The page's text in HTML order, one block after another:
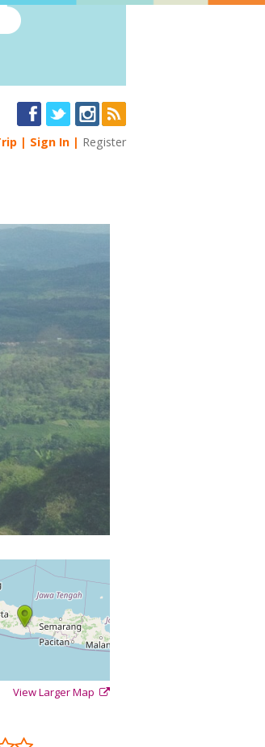
Sign In Register
View Larger Map